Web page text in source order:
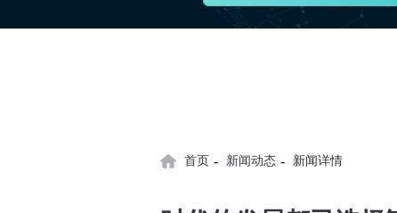
首页 - 新闻动态 - 新闻详情